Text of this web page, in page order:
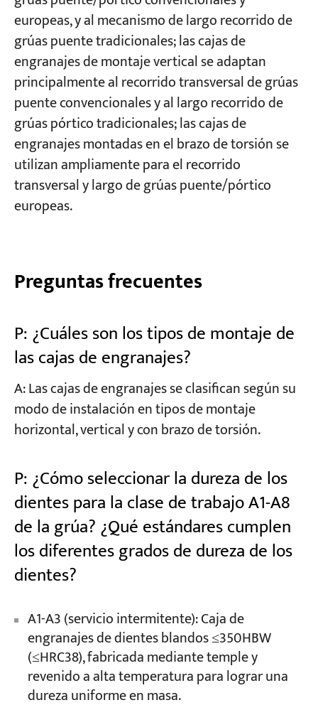
europeas, y al mecanismo de largo recorrido de
grúas puente tradicionales; las cajas de
engranajes de montaje vertical se adaptan
principalmente al recorrido transversal de grúas
puente convencionales y al largo recorrido de
grúas pórtico tradicionales; las cajas de
engranajes montadas en el brazo de torsión se
utilizan ampliamente para el recorrido
transversal y largo de grúas puente/pórtico
europeas.
Preguntas frecuentes
P: ¿Cuáles son los tipos de montaje de
las cajas de engranajes?
A: Las cajas de engranajes se clasifican según su
modo de instalación en tipos de montaje
horizontal, vertical y con brazo de torsión.
P: ¿Cómo seleccionar la dureza de los
dientes para la clase de trabajo A1-A8
de la grúa? ¿Qué estándares cumplen
los diferentes grados de dureza de los
dientes?
A1-A3 (servicio intermitente): Caja de
engranajes de dientes blandos ≤350HBW
(≤HRC38), fabricada mediante temple y
revenido a alta temperatura para lograr una
dureza uniforme en masa.